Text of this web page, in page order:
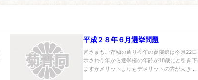
平成２８年６月選挙問題
皆さまもご存知の通り今年の参院選は今月22
示され今年から選挙権の年齢が18歳にと引き
ますがメリットよりもデメリットの方が大き...